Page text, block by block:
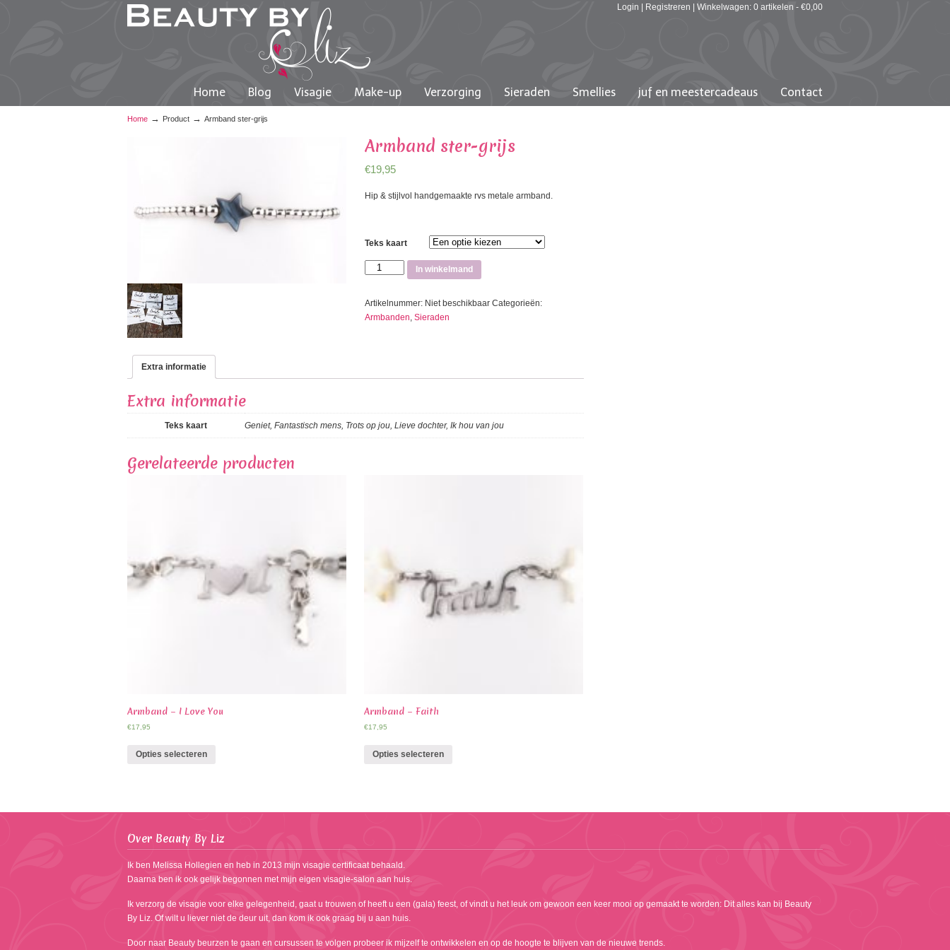
Login Registreren Winkelwagen: 0 artikelen - €0,00
Home Blog Visagie Make-up Verzorging Sieraden Smellies juf en meestercadeaus Contact
Home → Product → Armband ster-grijs
Armband ster-grijs
€19,95
Hip & stijlvol handgemaakte rvs metale armband.
Teks kaart
Armband
In winkelmand
Artikelnummer: Niet beschikbaar Categorieën:
Armbanden, Sieraden
Extra informatie
Extra informatie
Teks kaart Geniet, Fantastisch mens, Trots op jou, Lieve dochter, Ik hou van jou
Gerelateerde producten
Armband – I Love You
€17,95
Opties selecteren
Armband – Faith
€17,95
Opties selecteren
Over Beauty By Liz
Ik ben Melissa Hollegien en heb in 2013 mijn visagie certificaat behaald.
Daarna ben ik ook gelijk begonnen met mijn eigen visagie-salon aan huis.
Ik verzorg de visagie voor elke gelegenheid, gaat u trouwen of heeft u een (gala) feest, of vindt u het leuk om gewoon een keer mooi op gemaakt te worden: Dit alles kan bij Beauty
By Liz. Of wilt u liever niet de deur uit, dan kom ik ook graag bij u aan huis.
Door naar Beauty beurzen te gaan en cursussen te volgen probeer ik mijzelf te ontwikkelen en op de hoogte te blijven van de nieuwe trends.